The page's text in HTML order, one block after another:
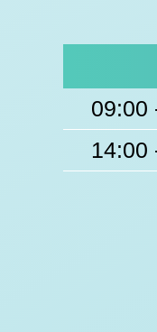
09:00
14:00